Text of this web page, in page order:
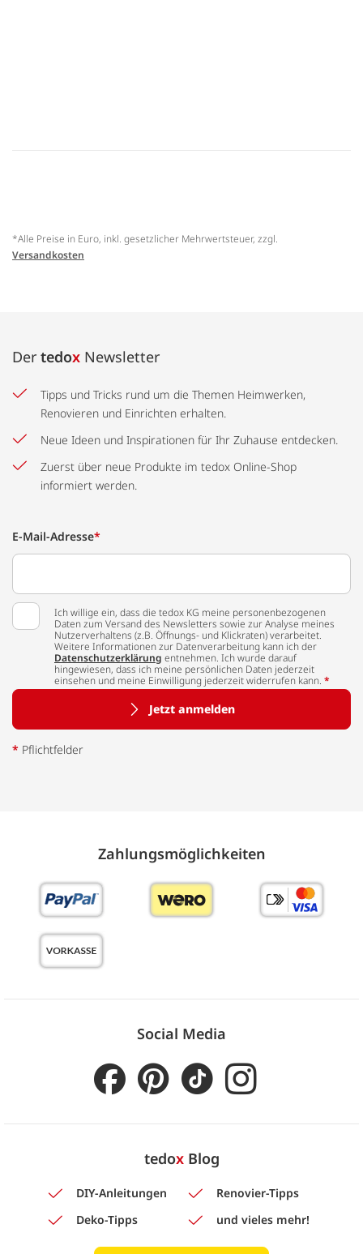
*Alle Preise in Euro, inkl. gesetzlicher Mehrwertsteuer, zzgl.
Versandkosten
Der tedox Newsletter
Tipps und Tricks rund um die Themen Heimwerken,
Renovieren und Einrichten erhalten.
Neue Ideen und Inspirationen für Ihr Zuhause entdecken.
Zuerst über neue Produkte im tedox Online-Shop
informiert werden.
E-Mail-Adresse*
Ich willige ein, dass die tedox KG meine personenbezogenen
Daten zum Versand des Newsletters sowie zur Analyse meines
Nutzerverhaltens (z.B. Öffnungs- und Klickraten) verarbeitet.
Weitere Informationen zur Datenverarbeitung kann ich der
Datenschutzerklärung entnehmen. Ich wurde darauf
hingewiesen, dass ich meine persönlichen Daten jederzeit
einsehen und meine Einwilligung jederzeit widerrufen kann. *
Jetzt anmelden
* Pflichtfelder
Zahlungs­möglich­keiten
Social Media
tedoxBlog
DIY-Anleitungen
Renovier-Tipps
Deko-Tipps
und vieles mehr!